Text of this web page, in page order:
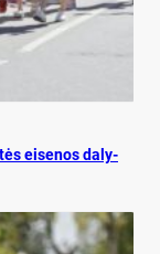
ei­se­nos da­ly­